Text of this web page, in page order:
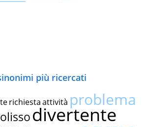
più ricercati
richiestaattività problema
divertente